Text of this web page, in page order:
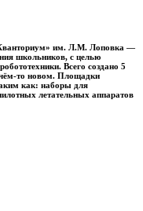
им. Л.М. Лоповка —
школьников, с целью
Всего создано 5
то новом. Площадки
как: наборы для
летательных аппаратов